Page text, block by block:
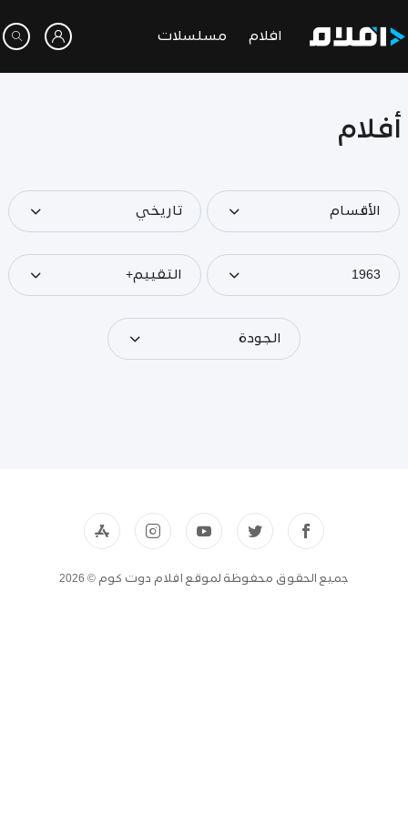
افلام مسلسلات
أفلام
الأقسام تاريخي
1963 التقييم+
الجودة
جميع الحقوق محفوظة لموقع افلام دوت كوم © 2026